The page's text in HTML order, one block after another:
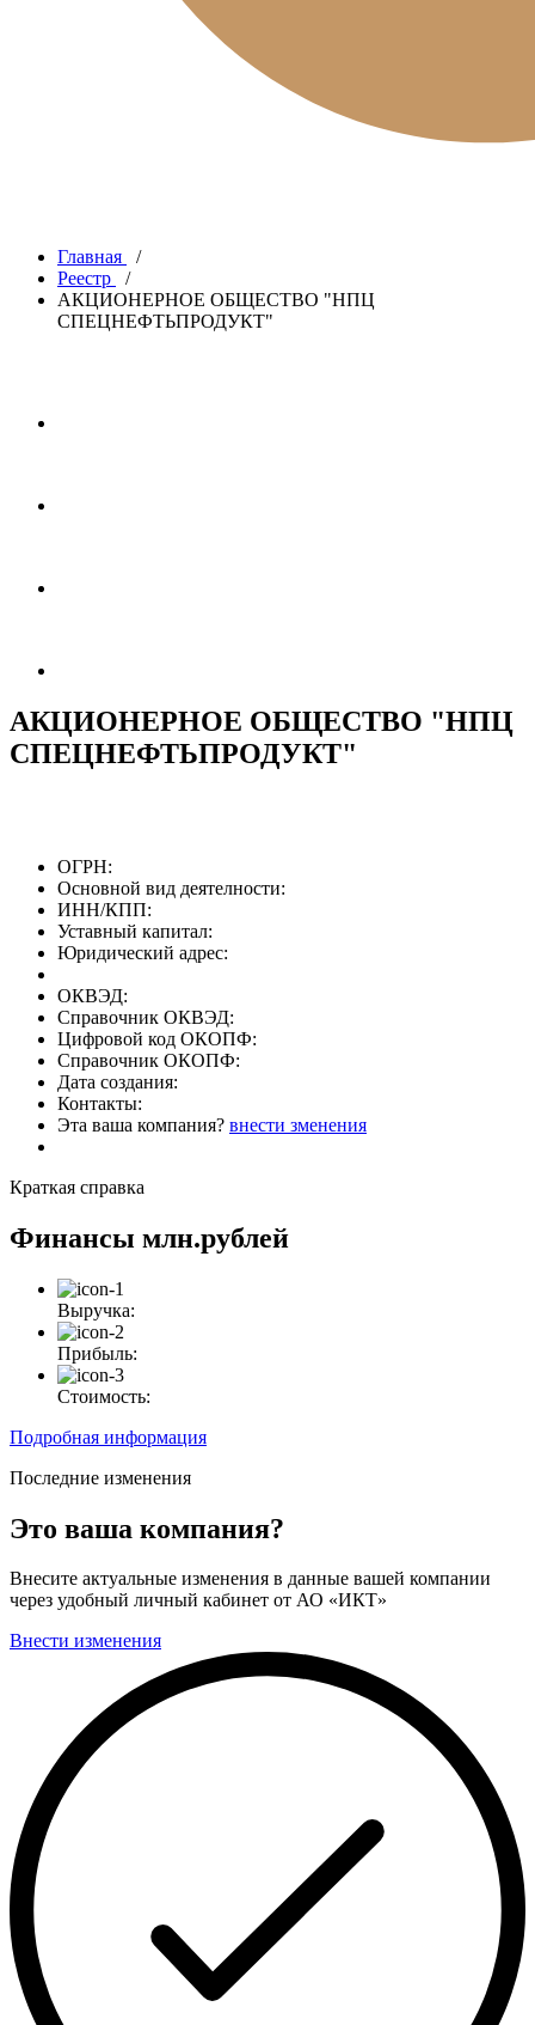
Главная
/
Реестр
/
АКЦИОНЕРНОЕ ОБЩЕСТВО "НПЦ
СПЕЦНЕФТЬПРОДУКТ"
АКЦИОНЕРНОЕ ОБЩЕСТВО "НПЦ
СПЕЦНЕФТЬПРОДУКТ"
ОГРН:
Основной вид деятелности:
ИНН/КПП:
Уставный капитал:
Юридический адрес:
ОКВЭД:
Справочник ОКВЭД:
Цифровой код ОКОПФ:
Справочник ОКОПФ:
Дата создания:
Контакты:
Эта ваша компания? внести зменения
Краткая справка
Финансы млн.рублей
Выручка:
Прибыль:
Стоимость:
Подробная информация
Последние изменения
Это ваша компания?
Внесите актуальные изменения в данные вашей компании
через удобный личный кабинет от АО «ИКТ»
Внести изменения